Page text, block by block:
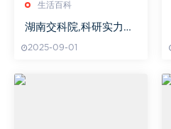
生活百科
湖南交科院,科研实力与
引领者
2025-09-01